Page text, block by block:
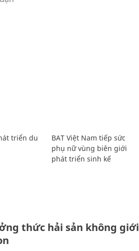
triển du
BAT Việt Nam tiếp sức
phụ nữ vùng biên giới
phát triển sinh kế
thức hải sản không giới